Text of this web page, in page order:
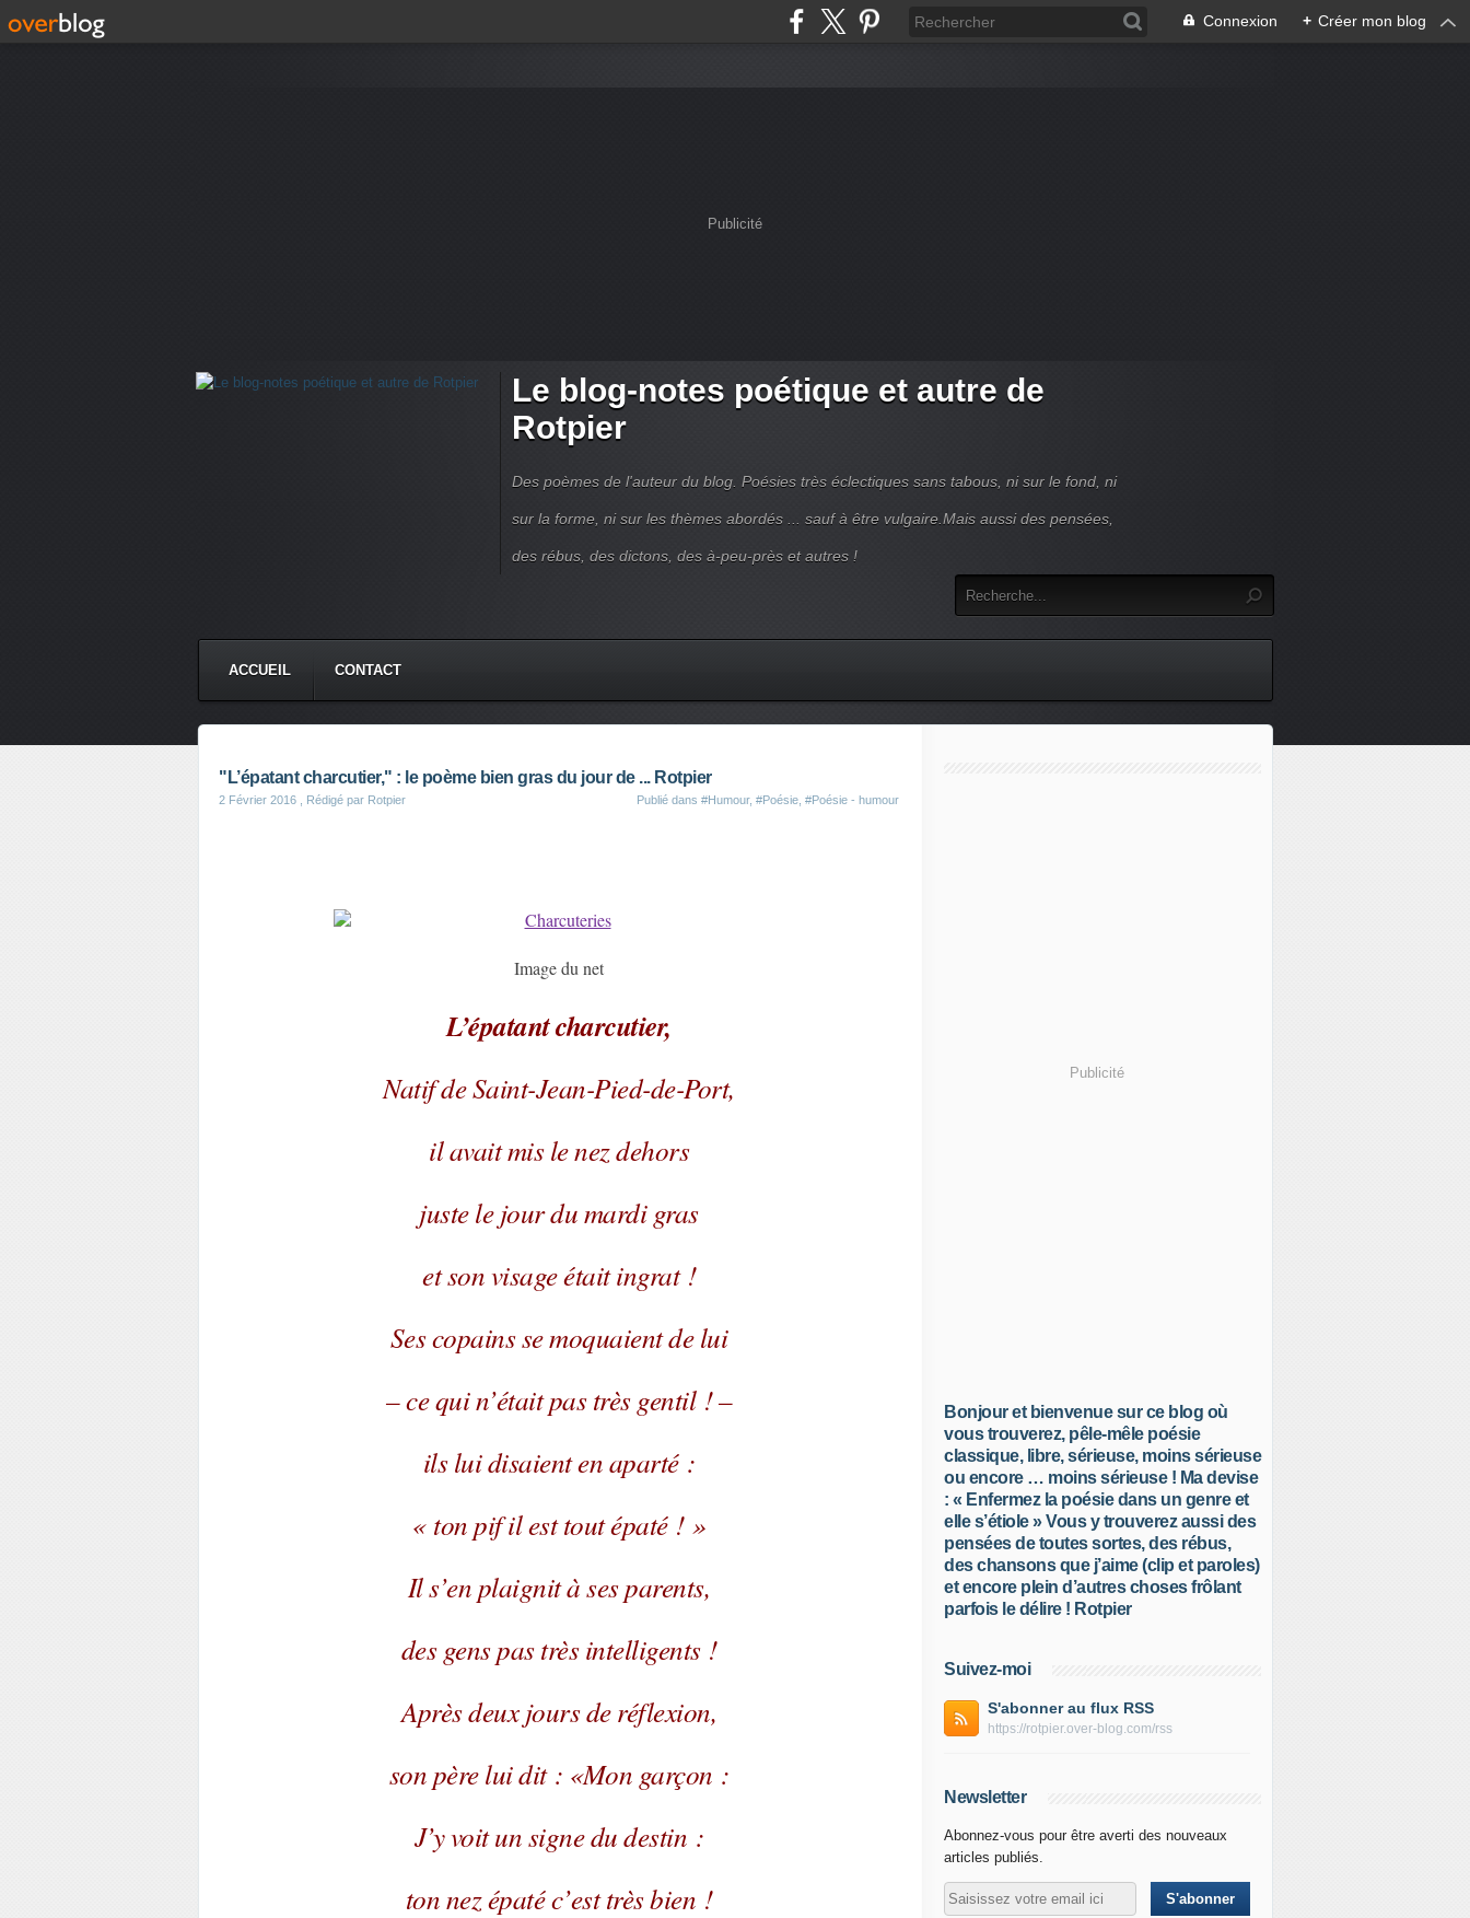
Connexion + Créer mon blog
Publicité
Le blog-notes poétique et autre de
Rotpier
Des poèmes de l'auteur du blog. Poésies très éclectiques sans tabous, ni sur le fond, ni
sur la forme, ni sur les thèmes abordés ... sauf à être vulgaire.Mais aussi des pensées,
des rébus, des dictons, des à-peu-près et autres !
ACCUEIL CONTACT
"L’épatant charcutier," : le poème bien gras du jour de ... Rotpier
2 Février 2016 , Rédigé par Rotpier Publié dans #Humour, #Poésie #Poésie - humour
Image du net
L’épatant charcutier,
Natif de Saint-Jean-Pied-de-Port,
il avait mis le nez dehors
juste le jour du mardi gras
et son visage était ingrat !
Ses copains se moquaient de lui
– ce qui n’était pas très gentil ! –
ils lui disaient en aparté :
« ton pif il est tout épaté ! »
Il s’en plaignit à ses parents,
des gens pas très intelligents !
Après deux jours de réflexion,
son père lui dit : «Mon garçon :
J’y voit un signe du destin :
ton nez épaté c’est très bien !
Publicité
Bonjour et bienvenue sur ce blog où
vous trouverez, pêle-mêle poésie
classique, libre, sérieuse, moins sérieuse
ou encore … moins sérieuse ! Ma devise
: « Enfermez la poésie dans un genre et
elle s’étiole » Vous y trouverez aussi des
pensées de toutes sortes, des rébus,
des chansons que j’aime (clip et paroles)
et encore plein d’autres choses frôlant
parfois le délire ! Rotpier
Suivez-moi
S'abonner au flux RSS
https://rotpier.over-blog.com/rss
Newsletter
Abonnez-vous pour être averti des nouveaux
articles publiés.